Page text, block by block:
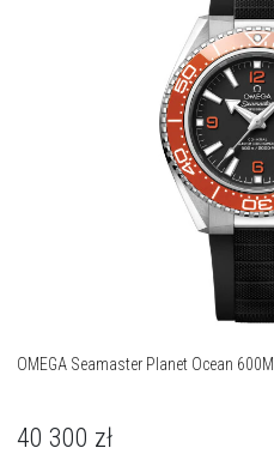
OMEGA Seamaster Planet Ocean 600M
40 300 zł